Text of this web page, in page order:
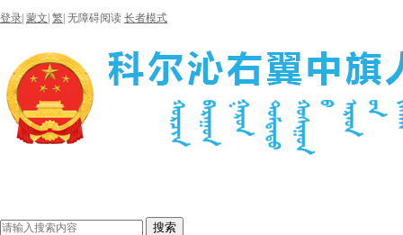
登录 蒙文 繁 无障碍阅读 长者模式
搜索